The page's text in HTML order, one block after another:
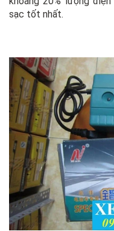
sạc tốt nhất.